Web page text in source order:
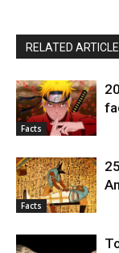
RELATED
Facts
Facts